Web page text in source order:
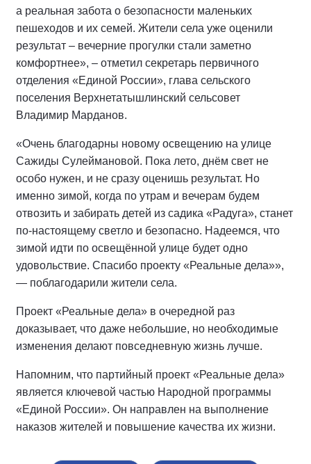
а реальная забота о безопасности маленьких
пешеходов и их семей. Жители села уже оценили
результат – вечерние прогулки стали заметно
комфортнее», – отметил секретарь первичного
отделения «Единой России», глава сельского
поселения Верхнетатышлинский сельсовет
Владимир Марданов.
«Очень благодарны новому освещению на улице
Сажиды Сулеймановой. Пока лето, днём свет не
особо нужен, и не сразу оценишь результат. Но
именно зимой, когда по утрам и вечерам будем
отвозить и забирать детей из садика «Радуга», станет
по-настоящему светло и безопасно. Надеемся, что
зимой идти по освещённой улице будет одно
удовольствие. Спасибо проекту «Реальные дела»»,
— поблагодарили жители села.
Проект «Реальные дела» в очередной раз
доказывает, что даже небольшие, но необходимые
изменения делают повседневную жизнь лучше.
Напомним, что партийный проект «Реальные дела»
является ключевой частью Народной программы
«Единой России». Он направлен на выполнение
наказов жителей и повышение качества их жизни.